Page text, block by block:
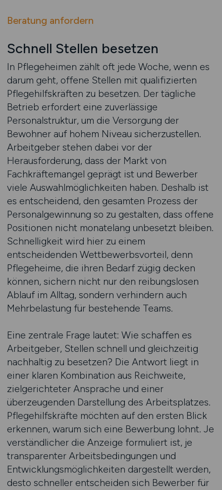
Beratung anfordern
Schnell Stellen besetzen
In Pflegeheimen zählt oft jede Woche, wenn es
darum geht, offene Stellen mit qualifizierten
Pflegehilfskräften zu besetzen. Der tägliche
Betrieb erfordert eine zuverlässige
Personalstruktur, um die Versorgung der
Bewohner auf hohem Niveau sicherzustellen.
Arbeitgeber stehen dabei vor der
Herausforderung, dass der Markt von
Fachkräftemangel geprägt ist und Bewerber
viele Auswahlmöglichkeiten haben. Deshalb ist
es entscheidend, den gesamten Prozess der
Personalgewinnung so zu gestalten, dass offene
Positionen nicht monatelang unbesetzt bleiben.
Schnelligkeit wird hier zu einem
entscheidenden Wettbewerbsvorteil, denn
Pflegeheime, die ihren Bedarf zügig decken
können, sichern nicht nur den reibungslosen
Ablauf im Alltag, sondern verhindern auch
Mehrbelastung für bestehende Teams.
Eine zentrale Frage lautet: Wie schaffen es
Arbeitgeber, Stellen schnell und gleichzeitig
nachhaltig zu besetzen? Die Antwort liegt in
einer klaren Kombination aus Reichweite,
zielgerichteter Ansprache und einer
überzeugenden Darstellung des Arbeitsplatzes.
Pflegehilfskräfte möchten auf den ersten Blick
erkennen, warum sich eine Bewerbung lohnt. Je
verständlicher die Anzeige formuliert ist, je
transparenter Arbeitsbedingungen und
Entwicklungsmöglichkeiten dargestellt werden,
desto schneller entscheiden sich Bewerber für